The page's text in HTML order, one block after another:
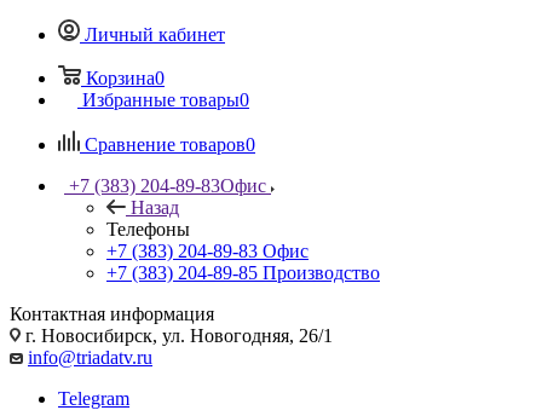
Личный кабинет
Корзина0
Избранные товары0
Сравнение товаров0
+7 (383) 204-89-83Офис
Назад
Телефоны
+7 (383) 204-89-83 Офис
+7 (383) 204-89-85 Производство
Контактная информация
г. Новосибирск, ул. Новогодняя, 26/1
info@triadatv.ru
Telegram